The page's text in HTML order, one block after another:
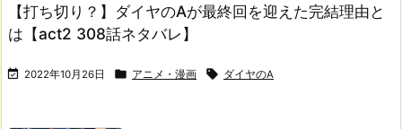
【打ち切り？】ダイヤのAが最終回を迎えた完結理由と
は【act2 308話ネタバレ】
 2022年10月26日  アニメ・漫画  ダイヤのA